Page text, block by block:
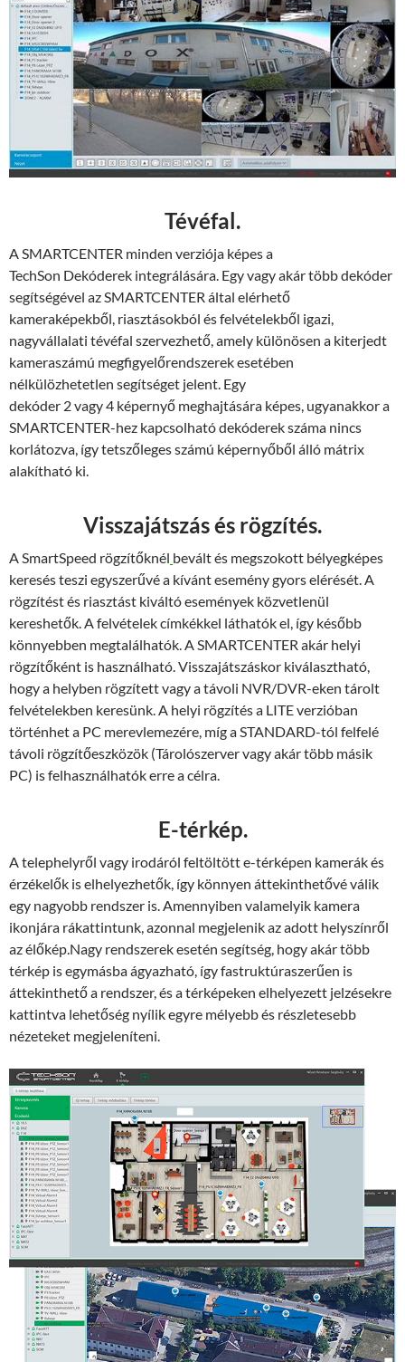
Tévéfal.
A SMARTCENTER minden verziója képes a
TechSon Dekóderek integrálására. Egy vagy akár több dekóder
segítségével az SMARTCENTER által elérhető
kameraképekből, riasztásokból és felvételekből igazi,
nagyvállalati tévéfal szervezhető, amely különösen a kiterjedt
kameraszámú megfigyelőrendszerek esetében
nélkülözhetetlen segítséget jelent. Egy
dekóder 2 vagy 4 képernyő meghajtására képes, ugyanakkor a
SMARTCENTER-hez kapcsolható dekóderek száma nincs
korlátozva, így tetszőleges számú képernyőből álló mátrix
alakítható ki.
Visszajátszás és rögzítés.
A SmartSpeed rögzítőknél bevált és megszokott bélyegképes
keresés teszi egyszerűvé a kívánt esemény gyors elérését. A
rögzítést és riasztást kiváltó események közvetlenül
kereshetők. A felvételek címkékkel láthatók el, így később
könnyebben megtalálhatók. A SMARTCENTER akár helyi
rögzítőként is használható. Visszajátszáskor kiválasztható,
hogy a helyben rögzített vagy a távoli NVR/DVR-eken tárolt
felvételekben keresünk. A helyi rögzítés a LITE verzióban
történhet a PC merevlemezére, míg a STANDARD-tól felfelé
távoli rögzítőeszközök (Tárolószerver vagy akár több másik
PC) is felhasználhatók erre a célra.
E-térkép.
A telephelyről vagy irodáról feltöltött e-térképen kamerák és
érzékelők is elhelyezhetők, így könnyen áttekinthetővé válik
egy nagyobb rendszer is. Amennyiben valamelyik kamera
ikonjára rákattintunk, azonnal megjelenik az adott helyszínről
az élőkép.Nagy rendszerek esetén segítség, hogy akár több
térkép is egymásba ágyazható, így fastruktúraszerűen is
áttekinthető a rendszer, és a térképeken elhelyezett jelzésekre
kattintva lehetőség nyílik egyre mélyebb és részletesebb
nézeteket megjeleníteni.